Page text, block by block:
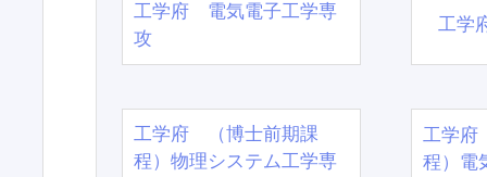
工学府 電気電子工学専
攻
工学
工学府 （博士前期課
程）物理システム工学専
工学
程）電